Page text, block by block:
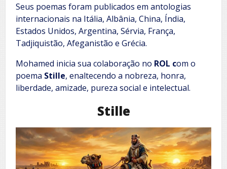
Seus poemas foram publicados em antologias
internacionais na Itália, Albânia, China, Índia,
Estados Unidos, Argentina, Sérvia, França,
Tadjiquistão, Afeganistão e Grécia.
Mohamed inicia sua colaboração no ROL com o
poema Stille, enaltecendo a nobreza, honra,
liberdade, amizade, pureza social e intelectual.
Stille